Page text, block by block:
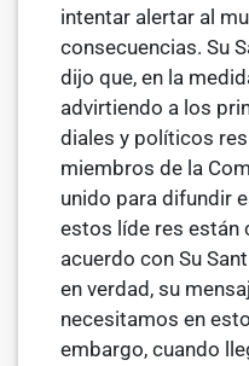
intentar alertar al
consecuencias. Su
dijo que, en la
advirtiendo a los
diales y políticos
miembros de la
unido para difundir
estos líde­ res están
acuerdo con Su
en verdad, su
necesitamos en
embargo, cuando